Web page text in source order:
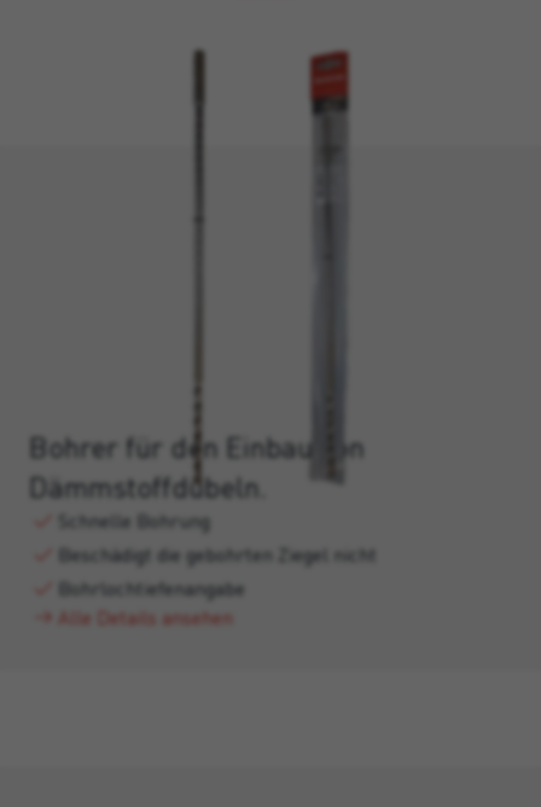
Bohrer für den Einbau von
Dämmstoffdübeln.
Schnelle Bohrung
Beschädigt die gebohrten Ziegel nicht
Bohrlochtiefenangabe
Alle Details ansehen